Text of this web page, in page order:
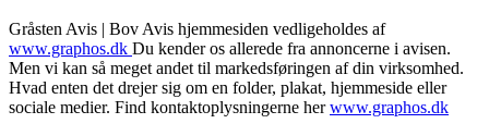
Gråsten Avis | Bov Avis hjemmesiden vedligeholdes af
www.graphos.dk Du kender os allerede fra annoncerne i avisen.
Men vi kan så meget andet til markedsføringen af din virksomhed.
Hvad enten det drejer sig om en folder, plakat, hjemmeside eller
sociale medier. Find kontaktoplysningerne herwww.graphos.dk